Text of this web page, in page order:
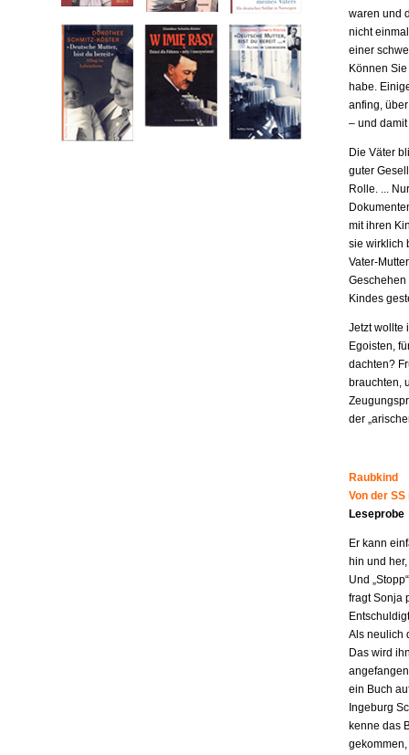
waren und
nicht
einer
Können
habe.
anfing,
– und
Die Väter
guter
Rolle. ...
mit ihren
sie wirklich
Vater-
Geschehen
Kindes
Jetzt wollte
Egoisten,
dachten?
brauchten,
der
Raubkind
Von der
Leseprobe
Er kann
hin und
Und
fragt Sonja
Als neulich
Das wird
ein Buch
Ingeburg
kenne das